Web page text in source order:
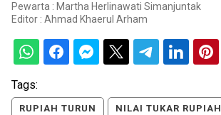
Pewarta : Martha Herlinawati Simanjuntak
Editor : Ahmad Khaerul Arham
Tags:
RUPIAH TURUN NILAI TUKAR RUPIAH